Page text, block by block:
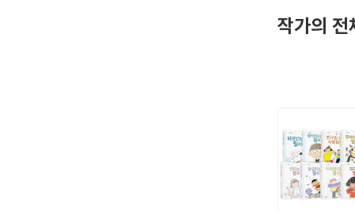
작가의 전